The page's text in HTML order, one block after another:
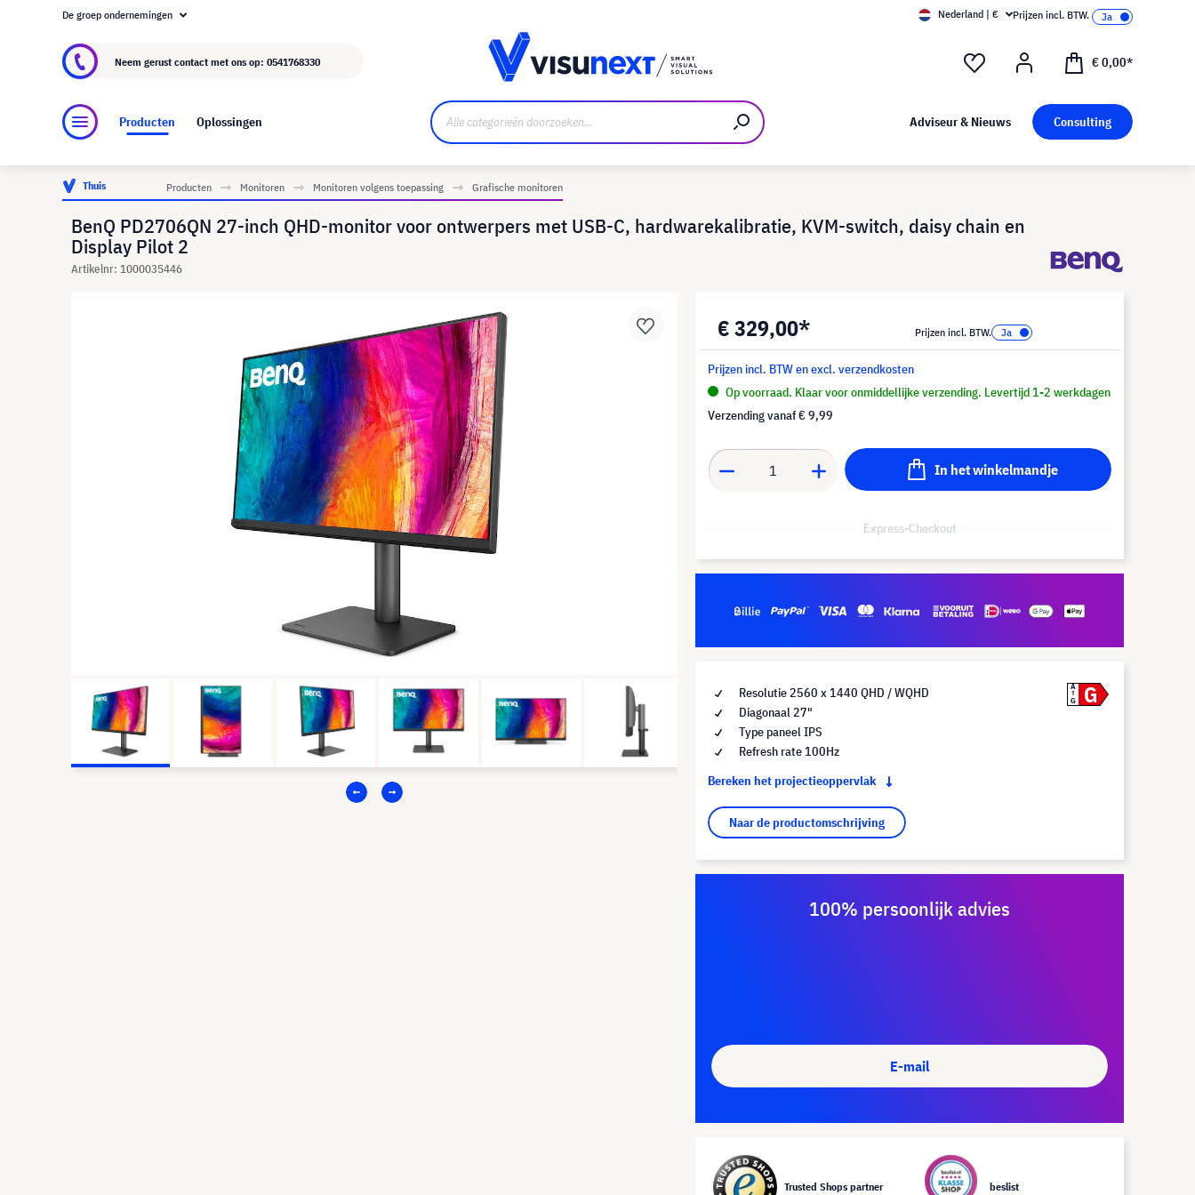
Over visunext.nl
De groep ondernemingen Nederland | € Prijzen incl. BTW.
Neem gerust contact met ons op: 0541768330 € 0,00*
Producten Oplossingen Adviseur & Nieuws Consulting
Thuis Producten Monitoren Monitoren volgens toepassing Grafische monitoren
BenQ PD2706QN 27-inch QHD-monitor voor ontwerpers met USB-C, hardwarekalibratie, KVM-switch, daisy chain en
Display Pilot 2
Artikelnr: 1000035446
€ 329,00* Prijzen incl. BTW.
Prijzen incl. BTW en excl. verzendkosten
Op voorraad. Klaar voor onmiddellijke verzending. Levertijd 1-2 werkdagen
Verzending vanaf€ 9,99
In het winkelmandje
Express-Checkout
Resolutie 2560 x 1440 QHD / WQHD
Diagonaal 27"
Type paneel IPS
Refresh rate 100Hz
Bereken het projectieoppervlak
Naar de productomschrijving
A
G
G
100% persoonlijk advies
E-mail
Trusted Shops partner beslist